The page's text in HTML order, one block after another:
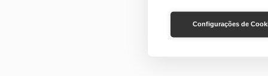
Configurações de